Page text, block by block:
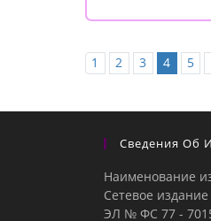
1 2 3 4 5
Сведения Об
Наименование
Сетевое
ЭЛ № ФС 77 -